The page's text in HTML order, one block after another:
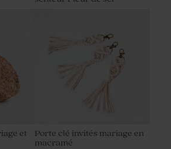
et
Porte clé invités mariage en
macramé